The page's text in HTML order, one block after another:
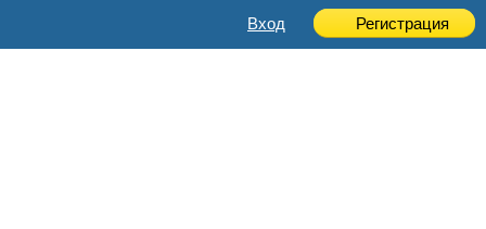
Вход Регистрация